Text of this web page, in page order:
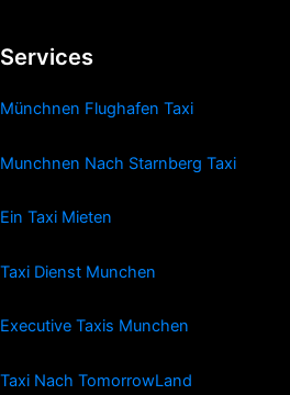
Services
Münchnen Flughafen Taxi
Munchnen Nach Starnberg Taxi
Ein Taxi Mieten
Taxi Dienst Munchen
Executive Taxis Munchen
Taxi Nach TomorrowLand